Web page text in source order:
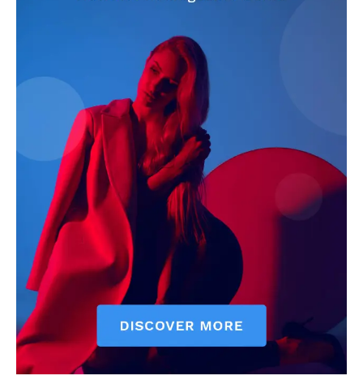
Contact us
Subscription Plans
My account